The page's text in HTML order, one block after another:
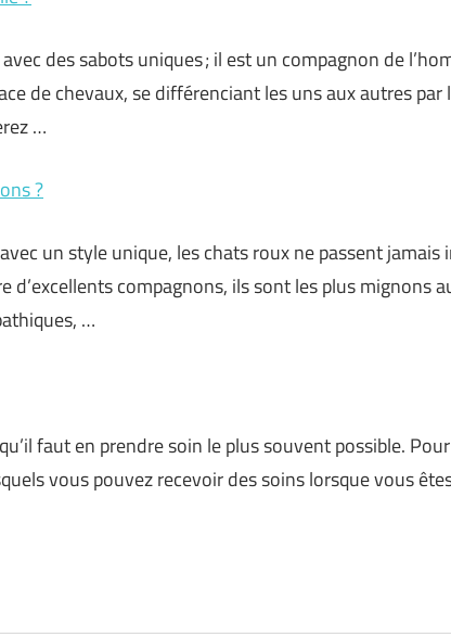
avec des sabots uniques ; il est un compagnon de
de chevaux, se différenciant les uns aux autres par
…
?
un style unique, les chats roux ne passent jamais
d’excellents compagnons, ils sont les plus mignons
…
faut en prendre soin le plus souvent possible.
vous pouvez recevoir des soins lorsque vous